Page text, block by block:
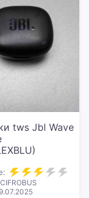
tws Jbl Wave